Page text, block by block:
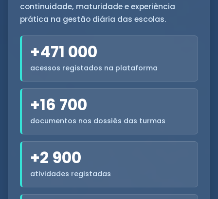
continuidade, maturidade e experiência
prática na gestão diária das escolas.
+471 000
acessos registados na plataforma
+16 700
documentos nos dossiês das turmas
+2 900
atividades registadas